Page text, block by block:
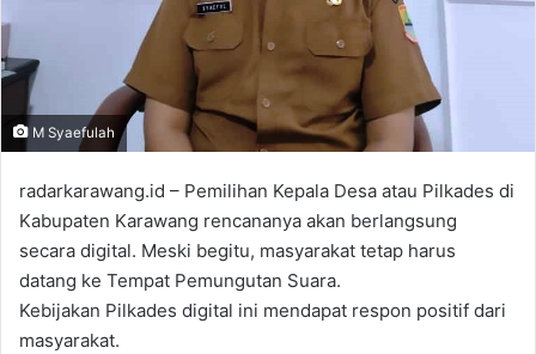
M Syaefulah
radarkarawang.id – Pemilihan Kepala Desa atau Pilkades di
Kabupaten Karawang rencananya akan berlangsung
secara digital. Meski begitu, masyarakat tetap harus
datang ke Tempat Pemungutan Suara.
Kebijakan Pilkades digital ini mendapat respon positif dari
masyarakat.